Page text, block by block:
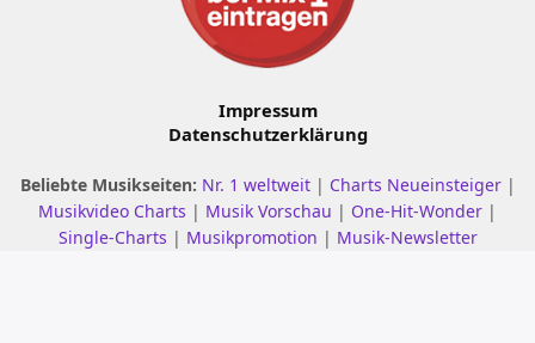
Impressum
Datenschutzerklärung
Beliebte Musikseiten: Nr. 1 weltweit | Charts Neueinsteiger |
Musikvideo Charts | Musik Vorschau | One-Hit-Wonder |
Single-Charts | Musikpromotion | Musik-Newsletter